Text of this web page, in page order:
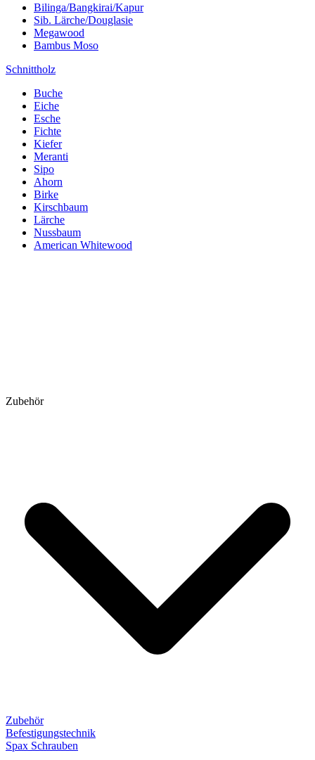
Bilinga/Bangkirai/Kapur
Sib. Lärche/Douglasie
Megawood
Bambus Moso
Schnittholz
Buche
Eiche
Esche
Fichte
Kiefer
Meranti
Sipo
Ahorn
Birke
Kirschbaum
Lärche
Nussbaum
American Whitewood
Zubehör
Zubehör
Befestigungstechnik
Spax Schrauben